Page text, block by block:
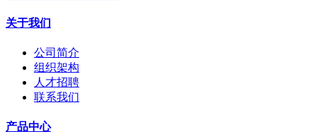
关于我们
公司简介
组织架构
人才招聘
联系我们
产品中心